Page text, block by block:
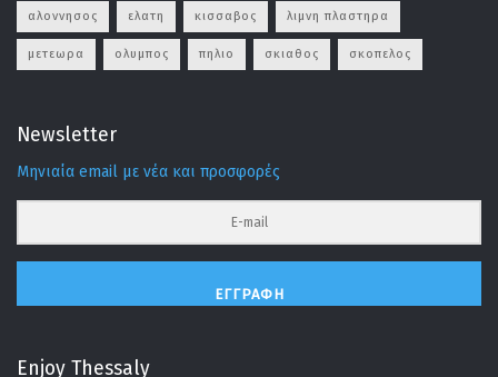
αλοννησος ελατη κισσαβος λιμνη πλαστηρα
μετεωρα ολυμπος πηλιο σκιαθος σκοπελος
Newsletter
Μηνιαία email με νέα και προσφορές
ΕΓΓΡΑΦΉ
Enjoy Thessaly